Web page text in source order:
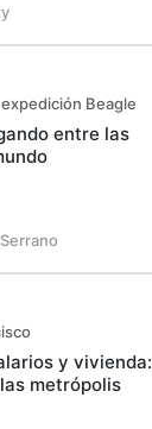
Beagle
entre las
y vivienda:
metrópolis